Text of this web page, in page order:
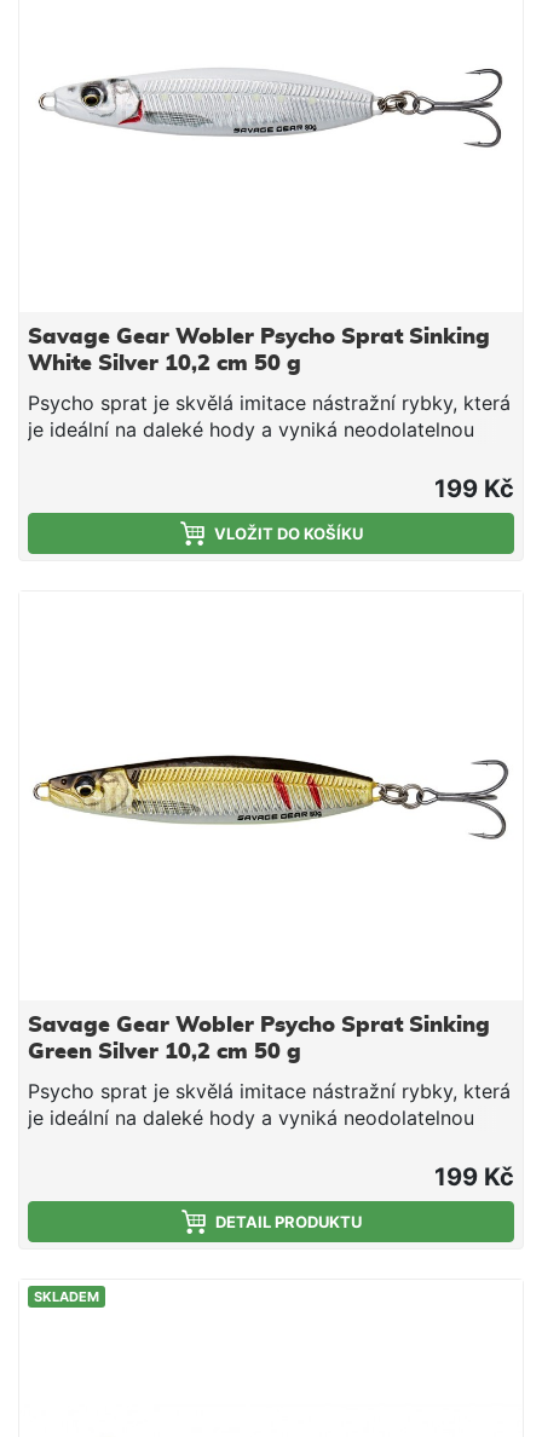
Savage Gear Wobler Psycho Sprat Sinking
White Silver 10,2 cm 50 g
Psycho sprat je skvělá imitace nástražní rybky, která
je ideální na daleké hody a vyniká neodolatelnou
na jigging, tak i na nahazování. Jedná se o skvělou
univerzální nástrahu zejména na tresky a mořské
okouny. Perfektní imitace nástražní rybky Daleké
hody Skvělá na jigování a nahazování 360-stupňová
199 Kč
VLOŽIT DO KOŠÍKU
Savage Gear Wobler Psycho Sprat Sinking
Green Silver 10,2 cm 50 g
Psycho sprat je skvělá imitace nástražní rybky, která
je ideální na daleké hody a vyniká neodolatelnou
na jigging, tak i na nahazování. Jedná se o skvělou
univerzální nástrahu zejména na tresky a mořské
okouny. Perfektní imitace nástražní rybky Daleké
nerezové oceli SGY 2X UAR trojháčky: #2 Délka 10,2
199 Kč
DETAIL PRODUKTU
SKLADEM